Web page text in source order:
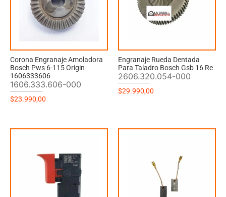
Corona Engranaje Amoladora
Bosch Pws 6-115 Origin
1606333606
1606.333.606-000
$23.990,00
Engranaje Rueda Dentada
Para Taladro Bosch Gsb 16 Re
2606.320.054-000
$29.990,00